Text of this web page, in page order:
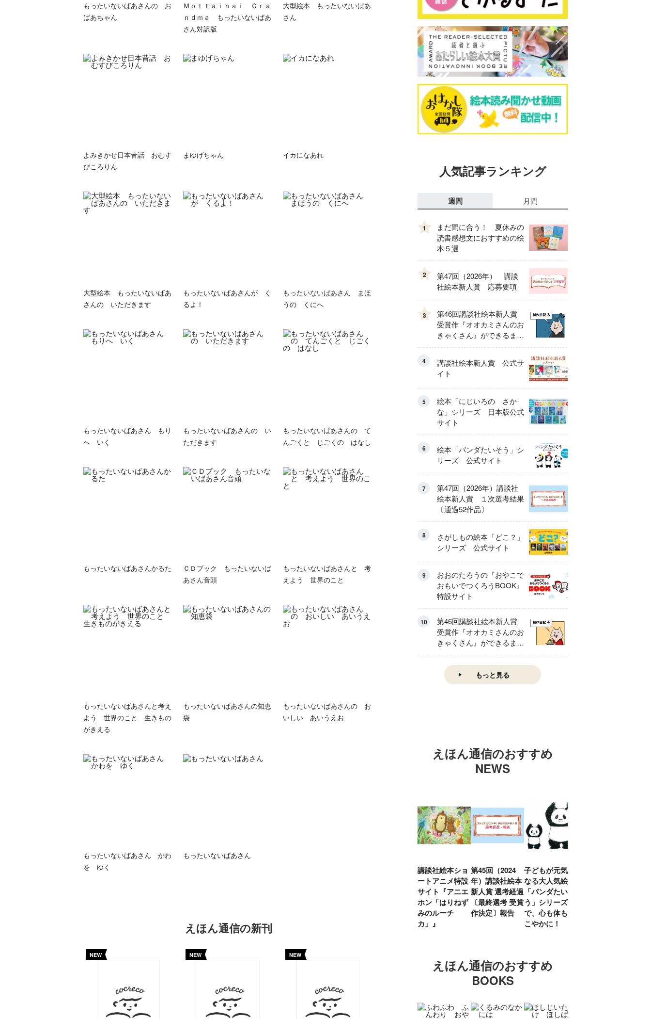
もったいないばあさんの お
ばあちゃん
Ｍｏｔｔａｉｎａｉ Ｇｒａ
ｎｄｍａ もったいないばあ
さん対訳版
大型絵本 もったいないばあ
さん
よみきかせ日本昔話 おむす
びころりん
まゆげちゃん イカになあれ
大型絵本 もったいないばあ
さんの いただきます
もったいないばあさんが く
るよ！
もったいないばあさん まほ
うの くにへ
もったいないばあさん もり
へ いく
もったいないばあさんの い
ただきます
もったいないばあさんの て
んごくと じごくの はなし
もったいないばあさんかるた
ＣＤブック もったいないば
あさん音頭
もったいないばあさんと 考
えよう 世界のこと
もったいないばあさんと考え
よう 世界のこと 生きもの
がきえる
もったいないばあさんの知恵
袋
もったいないばあさんの お
いしい あいうえお
もったいないばあさん かわ
を ゆく
もったいないばあさん
えほん通信の新刊
NEW NEW NEW
人気記事ランキング
週間 月間
1
まだ間に合う！ 夏休みの
読書感想文におすすめの絵
本５選
2
第47回（2026年） 講談
社絵本新人賞 応募要項
3
第46回講談社絵本新人賞
受賞作『オオカミさんのお
きゃくさん』ができるまで
③
4
講談社絵本新人賞 公式サ
イト
5
絵本「にじいろの さか
な」シリーズ 日本版公式
サイト
6
絵本「パンダたいそう」シ
リーズ 公式サイト
7
第47回（2026年）講談社
絵本新人賞 １次選考結果
〔通過52作品〕
8
さがしもの絵本「どこ？」
シリーズ 公式サイト
9
おおのたろうの『おやこで
おもいでつくろうBOOK』
特設サイト
10
第46回講談社絵本新人賞
受賞作『オオカミさんのお
きゃくさん』ができるまで
④
もっと見る
えほん通信のおすすめ
NEWS
講談社絵本ショ
ートアニメ特設
サイト『アニエ
ホン「はりねず
みのルーチ
カ」』
第45回（2024
年）講談社絵本
新人賞 選考経過
〔最終選考 受賞
作決定〕報告
子どもが元気に
なる大人気絵本
「パンダたいそ
う」シリーズ
で、心も体もす
こやかに！
えほん通信のおすすめ
BOOKS